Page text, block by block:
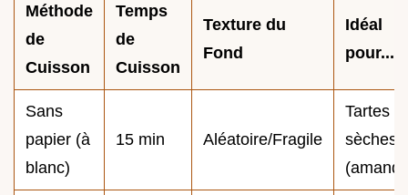
Méthode
de
Cuisson
Temps
de
Cuisson
Texture du
Fond
Idéal
pour...
Sans
papier (à
blanc)
15 min Aléatoire/Fragile
Tartes
sèches